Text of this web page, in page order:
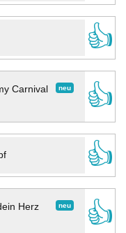
👍
neu
Carnival
👍
👍
neu
Herz
👍